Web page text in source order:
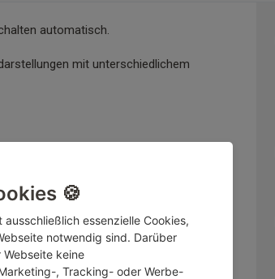
automatisch.
mit unterschiedlichem
Empfehlung
Unterbrechung für wenigstens 30
laden.
🍪
essenzielle Cookies,
notwendig sind. Darüber
keine
, Tracking- oder Werbe-